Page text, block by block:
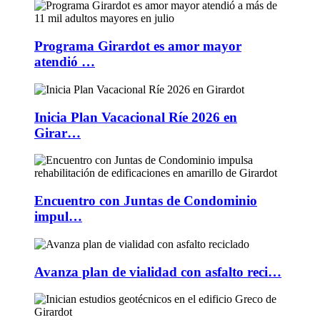
Programa Girardot es amor mayor
atendió …
Inicia Plan Vacacional Ríe 2026 en
Girar…
Encuentro con Juntas de Condominio
impul…
Avanza plan de vialidad con asfalto reci…